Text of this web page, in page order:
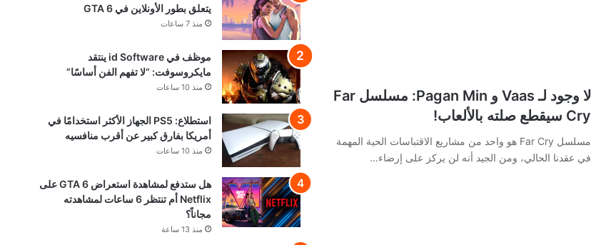
لا وجود لـ Vaas و Pagan Min: مسلسل Far
Cry سيقطع صلته بالألعاب!
مسلسل Far Cry هو واحد من مشاريع الاقتباسات الحية المهمة
في عقدنا الحالي، ومن الجيد أنه لن يركز على إرضاء…
يتعلق بطور الأونلاين في GTA 6
منذ 7 ساعات
موظف في id Software ينتقد
مايكروسوفت: “لا تفهم الفن أساسًا”
منذ 10 ساعات
استطلاع: PS5 الجهاز الأكثر استخدامًا في
أمريكا بفارق كبير عن أقرب منافسيه
منذ 10 ساعات
هل ستدفع لمشاهدة استعراض GTA 6 على
Netflix أم تنتظر 6 ساعات لمشاهدته
مجاناً؟
منذ 13 ساعة